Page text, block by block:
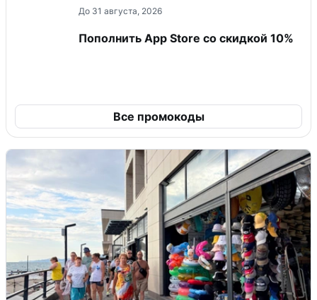
До 31 августа, 2026
Пополнить App Store со скидкой 10%
Все промокоды